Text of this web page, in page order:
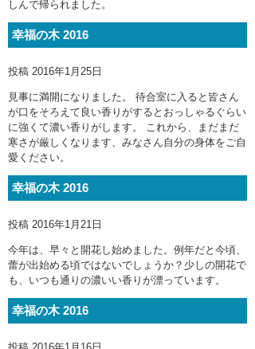
しんで帰られました。
幸福の木 2016
投稿 2016年1月25日
見事に満開になりました。 待合室に入ると皆さん
が口をそろえて良い香りがするとおっしゃるぐらい
に強くて濃い香りがします。 これから、まだまだ
寒さが厳しくなります、みなさん自分の身体をご自
愛ください。
幸福の木 2016
投稿 2016年1月21日
今年は、早々と開花し始めました。例年だと今頃、
蕾が出始める頃ではないでしょうか？少しの開花で
も、いつも通りの濃いい香りが漂っています。
幸福の木 2016